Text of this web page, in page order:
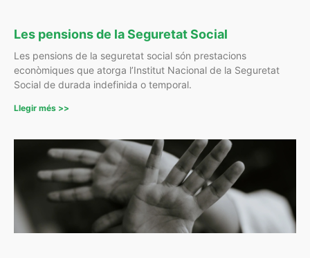
Les pensions de la Seguretat Social
Les pensions de la seguretat social són prestacions
econòmiques que atorga l’Institut Nacional de la Seguretat
Social de durada indefinida o temporal.
Llegir més >>